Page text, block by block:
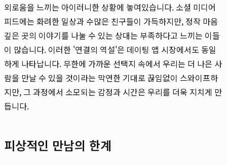
외로움을 느끼는 아이러니한 상황에 놓여있습니다. 소셜 미디어
피드에는 화려한 일상과 수많은 친구들이 가득하지만, 정작 마음
깊은 곳의 이야기를 나눌 수 있는 상대는 부족하다고 느끼는 이들
이 많습니다. 이러한 '연결의 역설'은 데이팅 앱 시장에서도 동일
하게 나타납니다. 무한에 가까운 선택지 속에서 우리는 더 나은 사
람을 만날 수 있을 것이라는 막연한 기대로 끊임없이 스와이프하
지만, 그 과정에서 소모되는 감정과 시간은 우리를 더욱 지치게 만
듭니다.
피상적인 만남의 한계